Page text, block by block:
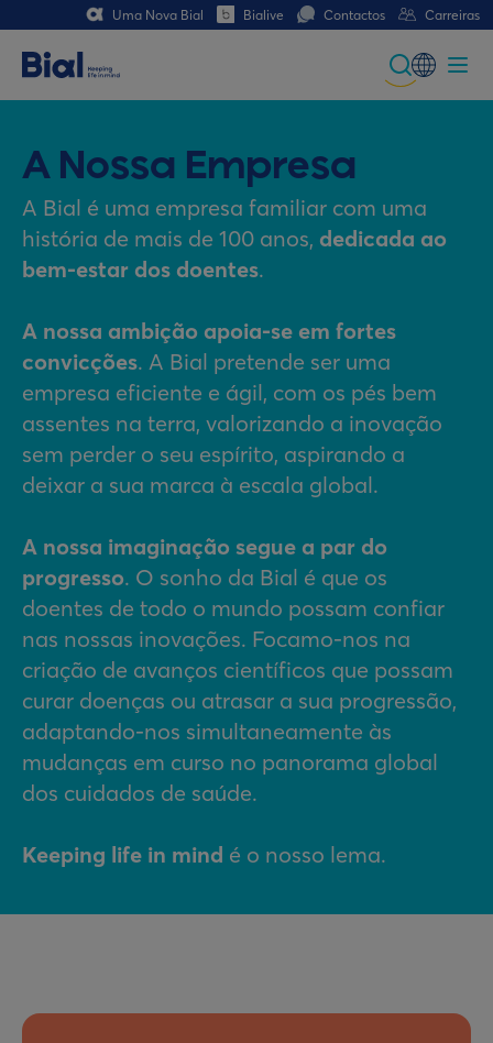
Uma Nova Bial Bialive Contactos Carreiras
Global
Italian
French (CH)
German (CH)
A Nossa Empresa
A Bial é uma empresa familiar com uma
história de mais de 100 anos, dedicada ao
bem-estar dos doentes.
A nossa ambição apoia-se em fortes
convicções. A Bial pretende ser uma
empresa eficiente e ágil, com os pés bem
assentes na terra, valorizando a inovação
sem perder o seu espírito, aspirando a
deixar a sua marca à escala global.
A nossa imaginação segue a par do
progresso. O sonho da Bial é que os
doentes de todo o mundo possam confiar
nas nossas inovações. Focamo-nos na
criação de avanços científicos que possam
curar doenças ou atrasar a sua progressão,
adaptando-nos simultaneamente às
mudanças em curso no panorama global
dos cuidados de saúde.
Keeping life in mind é o nosso lema.